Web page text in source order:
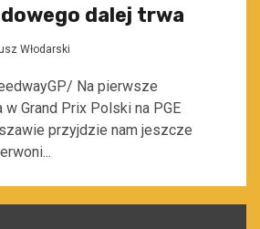
dalej trwa
Włodarski
Na pierwsze
Grand Prix Polski na PGE
przyjdzie nam jeszcze